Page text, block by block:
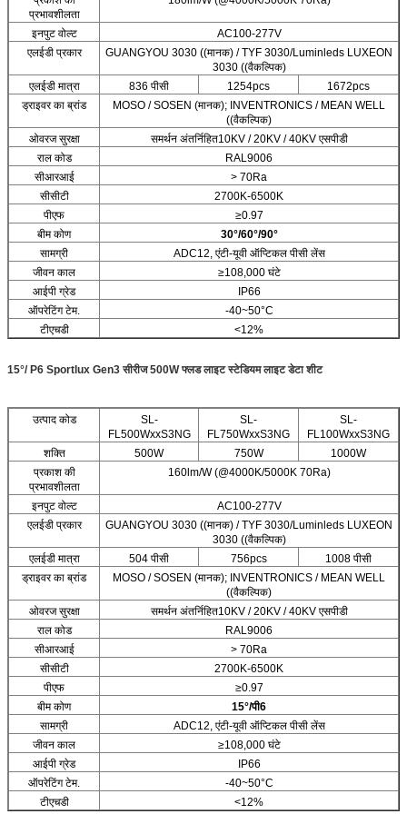
प्रभावशीलता
इनपुट वोल्ट
AC100-277V
एलईडी प्रकार
GUANGYOU 3030 ((मानक) / TYF 3030/Luminleds LUXEON
3030 ((वैकल्पिक)
एलईडी मात्रा
836 पीसी 1254pcs
1672pcs
ड्राइवर का ब्रांड
MOSO / SOSEN (मानक); INVENTRONICS / MEAN WELL
((वैकल्पिक)
ओवरज सुरक्षा
समर्थन अंतर्निहित10KV / 20KV / 40KV एसपीडी
राल कोड
RAL9006
सीआरआई
> 70Ra
सीसीटी
2700K-6500K
पीएफ
≥0.97
बीम कोण
30°/60°/90°
सामग्री
ADC12, एंटी-यूवी ऑप्टिकल पीसी लेंस
जीवन काल
≥108,000 घंटे
आईपी ग्रेड
IP66
ऑपरेटिंग टेम.
-40~50°C
टीएचडी
<12%
15°/ P6 Sportlux Gen3 सीरीज 500W फ्लड लाइट स्टेडियम लाइट डेटा शीट
उत्पाद कोड
SL-
FL500WxxS3NG
SL-
FL750WxxS3NG
SL-
FL100WxxS3NG
शक्ति
500W 750W
1000W
प्रकाश की
प्रभावशीलता
160lm/W (@4000K/5000K 70Ra)
इनपुट वोल्ट
AC100-277V
एलईडी प्रकार
GUANGYOU 3030 ((मानक) / TYF 3030/Luminleds LUXEON
3030 ((वैकल्पिक)
एलईडी मात्रा
504 पीसी 756pcs
1008 पीसी
ड्राइवर का ब्रांड
MOSO / SOSEN (मानक); INVENTRONICS / MEAN WELL
((वैकल्पिक)
ओवरज सुरक्षा
समर्थन अंतर्निहित10KV / 20KV / 40KV एसपीडी
राल कोड
RAL9006
सीआरआई
> 70Ra
सीसीटी
2700K-6500K
पीएफ
≥0.97
बीम कोण
15°/पी6
सामग्री
ADC12, एंटी-यूवी ऑप्टिकल पीसी लेंस
जीवन काल
≥108,000 घंटे
आईपी ग्रेड
IP66
ऑपरेटिंग टेम.
-40~50°C
टीएचडी
<12%